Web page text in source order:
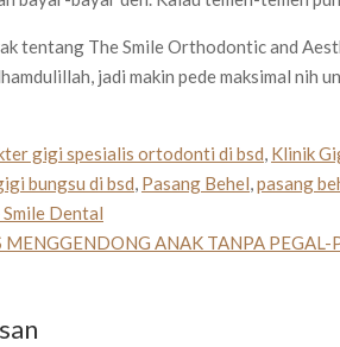
tentang The Smile Orthodontic and
jadi makin pede maksimal nih
gigi spesialis ortodonti di bsd, Klinik
bungsu di bsd, Pasang Behel,pasang
Smile Dental
MENGGENDONG ANAK TANPA PEGAL-